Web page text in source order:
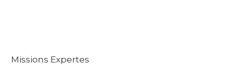
Missions Expertes